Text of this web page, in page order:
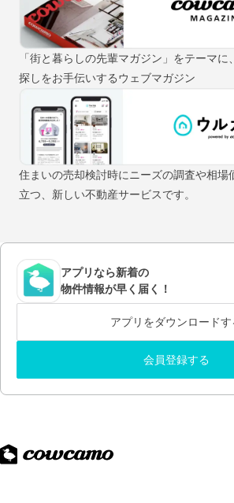
「街と暮らしの先輩マガジン」をテーマ
探しをお手伝いするウェブマガジン
住まいの売却検討時にニーズの調査や相場
立つ、新しい不動産サービスです。
アプリなら新着の
物件情報が早く届く！
アプリをダウンロードす
会員登録する